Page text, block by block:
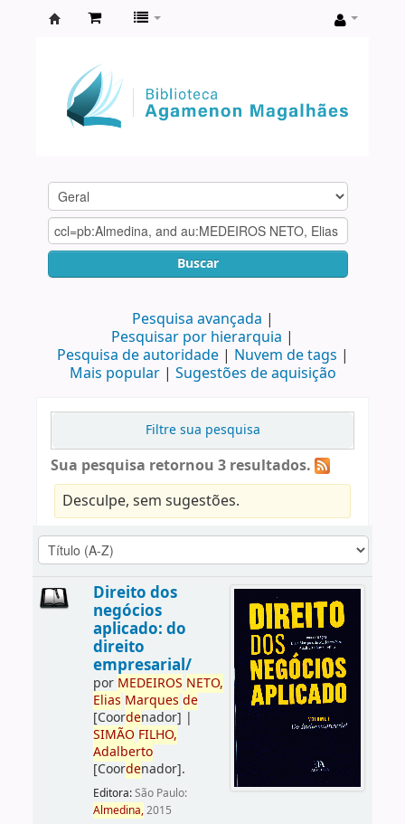
Agamenon
Magalhães
Buscar
Pesquisa avançada
Pesquisar por hierarquia
Pesquisa de autoridade
Nuvem de tags
Mais popular
Sugestões de aquisição
Filtre sua pesquisa
Sua pesquisa retornou 3 resultados.
Desculpe, sem sugestões.
Direito dos
negócios
aplicado: do
direito
empresarial/
por MEDEIROS NETO,
Elias Marques de
[Coordenador] |
SIMÃO FILHO,
Adalberto
[Coordenador].
Editora:São Paulo:
Almedina,2015